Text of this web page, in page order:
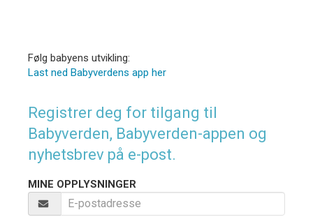
Følg babyens utvikling:
Last ned Babyverdens app her
Registrer deg for tilgang til
Babyverden, Babyverden-appen og
nyhetsbrev på e-post.
MINE OPPLYSNINGER